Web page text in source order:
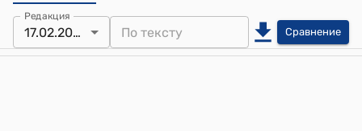
Редакция
17.02.2025 Сравнение